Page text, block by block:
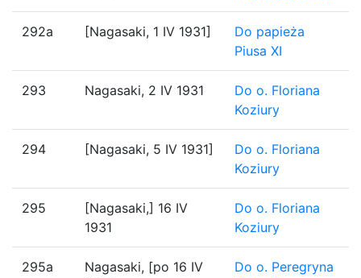
292a [Nagasaki, 1 IV 1931]
Do papieża
Piusa XI
293 Nagasaki, 2 IV 1931
Do o. Floriana
Koziury
294 [Nagasaki, 5 IV 1931]
Do o. Floriana
Koziury
295
[Nagasaki,] 16 IV
1931
Do o. Floriana
Koziury
295a
Nagasaki, [po 16 IV
Do o. Peregryna